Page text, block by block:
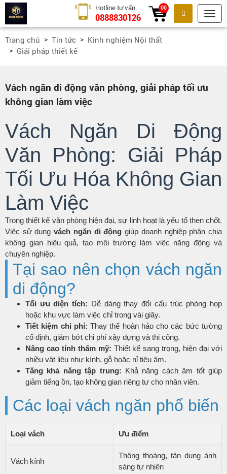
Tìm kiếm
Hotline tư vấn
0888830126
00
Trang chủ Tin tức
Kinh nghiệm Nội thất
Giải pháp thiết kế
Vách ngăn di động văn phòng, giải pháp tối ưu
không gian làm việc
Vách Ngăn Di Động
Văn Phòng: Giải Pháp
Tối Ưu Hóa Không Gian
Làm Việc
Trong thiết kế văn phòng hiện đại, sự linh hoạt là yếu tố then chốt.
Việc sử dụngvách ngăn di động giúp doanh nghiệp phân chia
không gian hiệu quả, tạo môi trường làm việc năng động và
chuyên nghiệp.
Tại sao nên chọn vách ngăn
di động?
Tối ưu diện tích: Dễ dàng thay đổi cấu trúc phòng họp
hoặc khu vực làm việc chỉ trong vài giây.
Tiết kiệm chi phí: Thay thế hoàn hảo cho các bức tường
cố định, giảm bớt chi phí xây dựng và thi công.
Nâng cao tính thẩm mỹ: Thiết kế sang trọng, hiện đại với
nhiều vật liệu như kính, gỗ hoặc nỉ tiêu âm.
Tăng khả năng tập trung: Khả năng cách âm tốt giúp
giảm tiếng ồn, tạo không gian riêng tư cho nhân viên.
Các loại vách ngăn phổ biến
Loại vách Ưu điểm
Vách kính
Thông thoáng, tận dụng ánh
sáng tự nhiên